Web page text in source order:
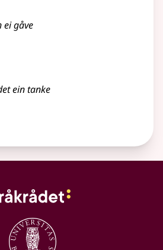
ei gåve
ein tanke